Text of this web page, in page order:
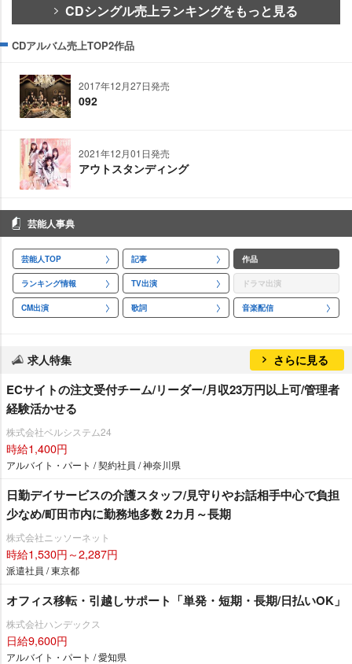
CDシングル売上ランキングをもっと見る
CDアルバム売上TOP2作品
2017年12月27日発売
092
2021年12月01日発売
アウトスタンディング
芸能人事典
芸能人TOP 記事 作品
ランキング情報 TV出演 ドラマ出演
CM出演 歌詞 音楽配信
求人特集 さらに見る
ECサイトの注文受付チーム/リーダー/月収23万円以上可/管理者
経験活かせる
株式会社ベルシステム24
時給1,400円
アルバイト・パート / 契約社員 / 神奈川県
日勤デイサービスの介護スタッフ/見守りやお話相手中心で負担
少なめ/町田市内に勤務地多数 2カ月～長期
株式会社ニッソーネット
時給1,530円～2,287円
派遣社員 / 東京都
オフィス移転・引越しサポート「単発・短期・長期/日払いOK」
株式会社ハンデックス
日給9,600円
アルバイト・パート / 愛知県